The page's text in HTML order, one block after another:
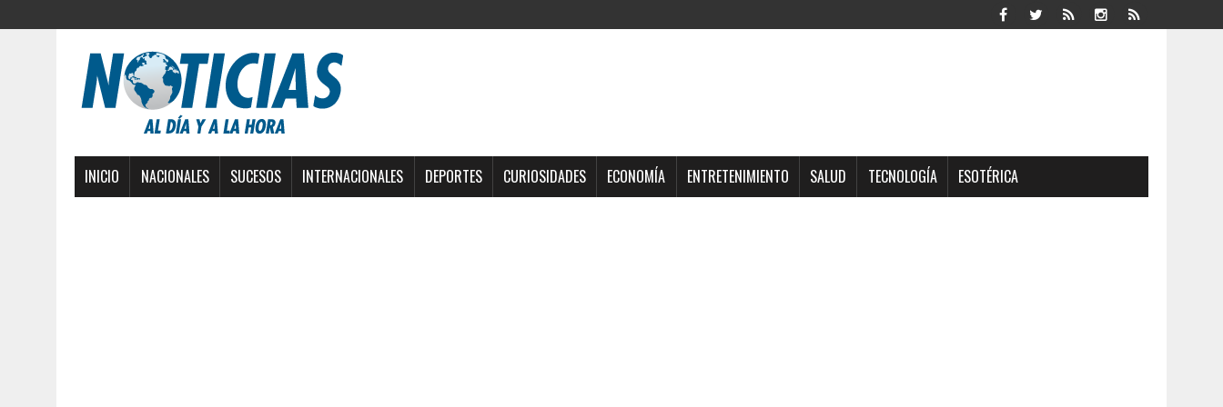
INICIO NACIONALES SUCESOS INTERNACIONALES DEPORTES CURIOSIDADES ECONOMÍA ENTRETENIMIENTO SALUD TECNOLOGÍA ESOTÉRICA